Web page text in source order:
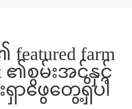
farm
၏စွမ်းအင်နှင့်
ဖွေတွေ့ရှိပါ